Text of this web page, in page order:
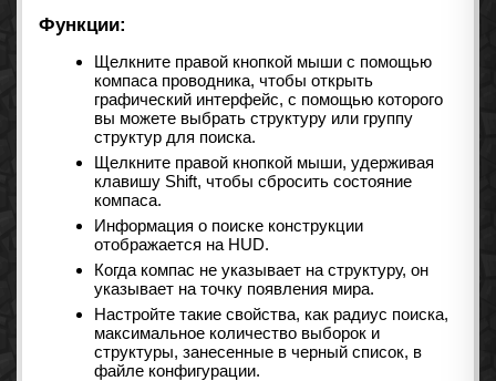
Функции:
Щелкните правой кнопкой мыши с помощью
компаса проводника, чтобы открыть
графический интерфейс, с помощью которого
вы можете выбрать структуру или группу
структур для поиска.
Щелкните правой кнопкой мыши, удерживая
клавишу Shift, чтобы сбросить состояние
компаса.
Информация о поиске конструкции
отображается на HUD.
Когда компас не указывает на структуру, он
указывает на точку появления мира.
Настройте такие свойства, как радиус поиска,
максимальное количество выборок и
структуры, занесенные в черный список, в
файле конфигурации.